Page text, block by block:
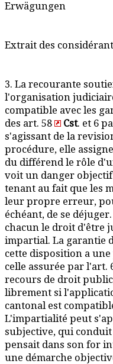
Erwägungen
Extrait des
3. La recourante
l'organisation
compatible avec les
des art. 58
Cst. et 6
s'agissant de la
procédure, elle
du différend le rôle
voit un danger
tenant au fait que les
leur propre erreur,
échéant, de se
chacun le droit d'être
impartial. La garantie
cette disposition a
celle assurée par l'art.
recours de droit
librement si
cantonal est
L'impartialité peut
subjective, qui
pensait dans son for
une démarche